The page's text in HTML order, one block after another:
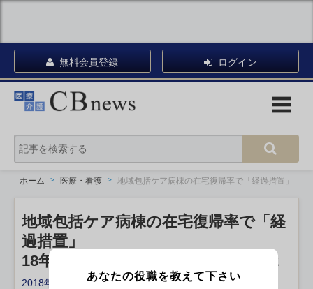
無料会員登録 ログイン
ホーム 医療・看護 地域包括ケア病棟の在宅復帰率で「経過措置」
地域包括ケア病棟の在宅復帰率で「経
過措置」
18年度診療報酬改定、疑義解釈その2
2018年04月06日 18:52
あなたの役職を教えて下さい